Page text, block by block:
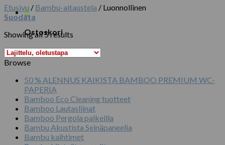
0
Ostoskori
Ostoskori on tyhjä.
Etusivu / Bambu-aitaustela / Luonnollinen
Suodata
Showing all 5 results
Browse
50 % ALENNUS KAIKISTA BAMBOO PREMIUM WC-
PAPERIA
Bamboo Eco Cleaning tuotteet
Bamboo Lautasliinat
Bamboo Pergola palkeilla
Bambu Akustista Seinäpaneelia
Bambu kaihtimet